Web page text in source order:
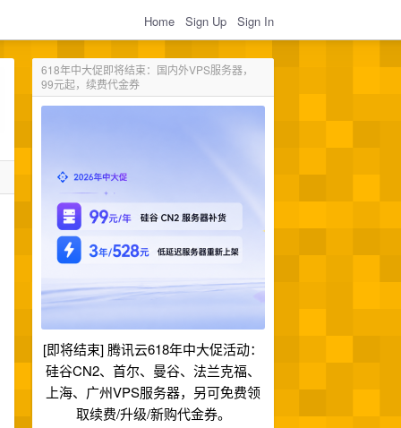
Home Sign Up Sign In
618年中大促即将结束：国内外VPS服务器，
99元起，续费代金券
[即将结束] 腾讯云618年中大促活动：
硅谷CN2、首尔、曼谷、法兰克福、
上海、广州VPS服务器，另可免费领
取续费/升级/新购代金券。